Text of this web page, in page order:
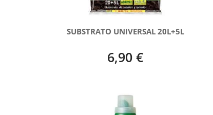
SUBSTRATO UNIVERSAL 20L+5L
6,90 €